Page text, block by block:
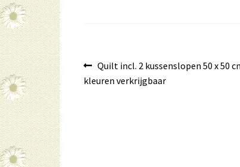
Bericht
navigatie
Vorig
bericht:
Quilt incl. 2 kussenslopen 50 x 50
kleuren verkrijgbaar